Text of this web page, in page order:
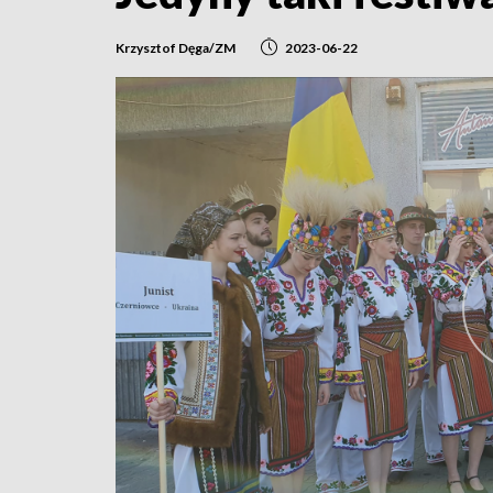
Krzysztof Dęga/ZM 2023-06-22